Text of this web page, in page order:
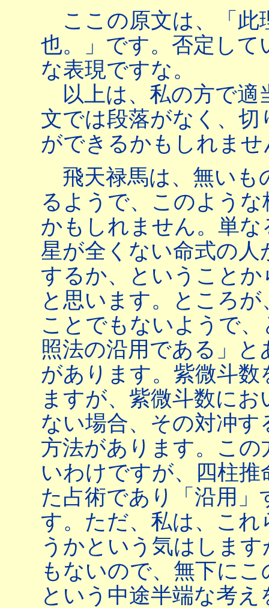
ここの原文は、「此
也。」です。否定し
な表現ですな。
以上は、私の方で適
文では段落がなく、
ができるかもしれませ
飛天禄馬は、無いも
るようで、このよう
かもしれません。単
星が全くない命式の
するか、ということ
と思います。ところ
ことでもないようで
照法の沿用である」
があります。紫微斗
ますが、紫微斗数に
ない場合、その対冲
方法があります。こ
いわけですが、四柱
た占術であり「沿用
す。ただ、私は、こ
うかという気はしま
もないので、無下に
という中途半端な考